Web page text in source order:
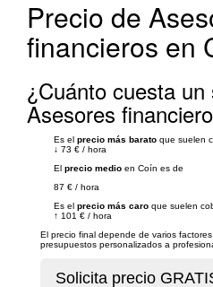
Precio de
financieros en
¿Cuánto cuesta
Asesores
Es el precio más barato que suelen
↓ 73 € / hora
El precio medio en Coín es de
87 € / hora
Es el precio más caro que suelen
↑ 101 € / hora
El precio final depende de varios
presupuestos personalizados a